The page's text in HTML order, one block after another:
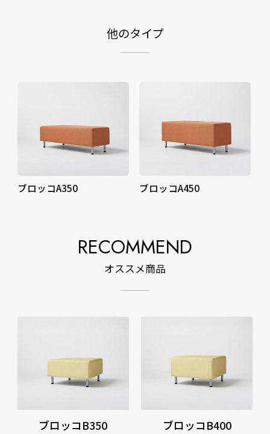
他のタイプ
ブロッコA350 ブロッコA450
RECOMMEND
オススメ商品
ブロッコB350 ブロッコB400